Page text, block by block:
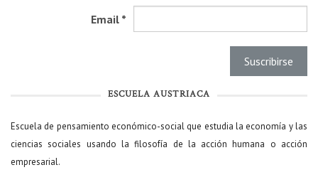
Email *
ESCUELA AUSTRIACA
Escuela de pensamiento económico-social que estudia la economía y las
ciencias sociales usando la filosofía de la acción humana o acción
empresarial.